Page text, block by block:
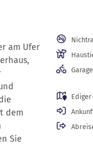
am Ufer
dem
Sie